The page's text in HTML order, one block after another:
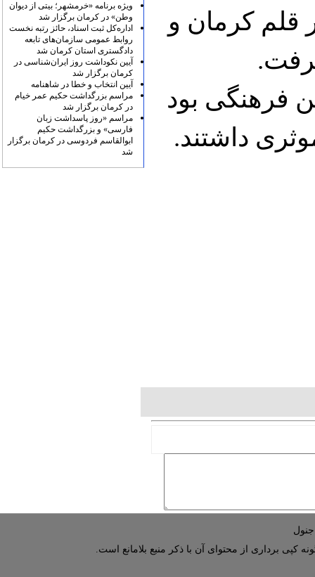
قلم کرمان و
فرهنگی بود
داشتند.
ویژه برنامه «خرمشهر؛ بیتی از دیوان
وطن» در کرمان برگزار شد
اداره‌کل ثبت اسناد، حائز رتبه نخست
روابط عمومی سازمان‌های تابعه
دادگستری استان کرمان شد
آیین نکوداشت روز ایران‌شناسی در
کرمان برگزار شد
آیین انتخاب و خطا در شاهنامه
مراسم بزرگداشت حکیم عمر خیام
در کرمان برگزار شد
مراسم «روز پاسداشت زبان
فارسی» و بزرگداشت حکیم
ابوالقاسم فردوسی در کرمان برگزار
شد
کپی برداری از محتوای آن با ذکر منبع بلامانع است.